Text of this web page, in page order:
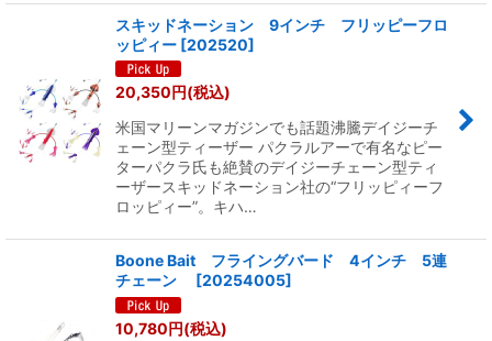
スキッドネーション 9インチ フリッピーフロ
ッピィー [202520]
20,350円(税込)
米国マリーンマガジンでも話題沸騰デイジーチ
ェーン型ティーザー パクラルアーで有名なピー
ターパクラ氏も絶賛のデイジーチェーン型ティ
ーザースキッドネーション社の“フリッピィーフ
ロッピィー”。キハ…
Boone Bait フライングバード 4インチ 5連
チェーン
[20254005]
10,780円(税込)